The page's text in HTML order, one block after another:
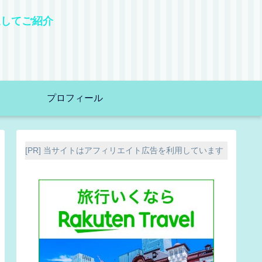
てご紹介
プロフィール
[PR] 当サイトはアフィリエイト広告を利用しています